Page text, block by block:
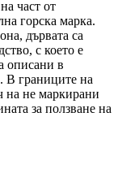
част от
горска марка.
дървата са
с което е
описани в
В границите на
на не маркирани
за ползване на